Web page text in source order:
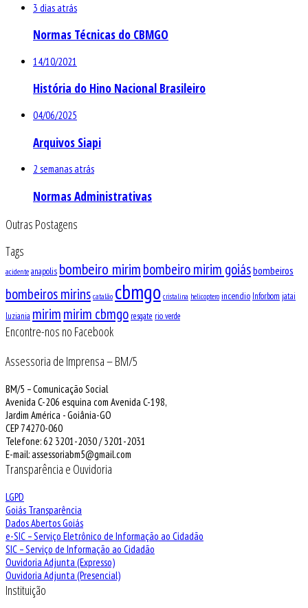
3 dias atrás
Normas Técnicas do CBMGO
14/10/2021
História do Hino Nacional Brasileiro
04/06/2025
Arquivos Siapi
2 semanas atrás
Normas Administrativas
Outras Postagens
Tags
acidente anapolis bombeiro mirimbombeiro mirim goiásbombeiros
bombeiros mirins catalão cbmgo cristalina helicoptero incendio Inforbom jatai
luziania mirimmirim cbmgo resgate rio verde
Encontre-nos no Facebook
Assessoria de Imprensa – BM/5
BM/5 – Comunicação Social
Avenida C-206 esquina com Avenida C-198,
Jardim América - Goiânia-GO
CEP 74270-060
Telefone: 62 3201-2030 / 3201-2031
E-mail: assessoriabm5@gmail.com
Transparência e Ouvidoria
LGPD
Goiás Transparência
Dados Abertos Goiás
e-SIC – Serviço Eletrônico de Informação ao Cidadão
SIC – Serviço de Informação ao Cidadão
Ouvidoria Adjunta (Expresso)
Ouvidoria Adjunta (Presencial)
Instituição